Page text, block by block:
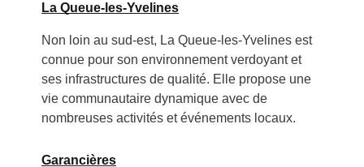
La Queue-les-Yvelines
Non loin au sud-est, La Queue-les-Yvelines est
connue pour son environnement verdoyant et
ses infrastructures de qualité. Elle propose une
vie communautaire dynamique avec de
nombreuses activités et événements locaux.
Garancières